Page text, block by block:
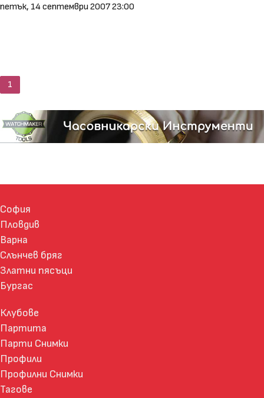
петък, 14 септември 2007 23:00
1
София
Пловдив
Варна
Слънчев бряг
Златни пясъци
Бургас
Клубове
Партита
Парти Снимки
Профили
Профилни Снимки
Тагове